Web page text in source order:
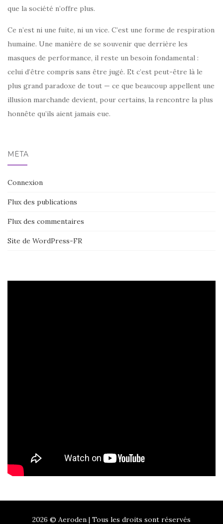
que la société n’offre plus.
Ce n’est ni une fuite, ni un vice. C’est une forme de respiration
humaine. Une manière de se souvenir que derrière les
masques de performance, il reste un besoin fondamental :
celui d’être compris sans être jugé. Et c’est peut-être là le
plus grand paradoxe de tout — ce que beaucoup appellent une
illusion marchande devient, pour certains, la rencontre la plus
honnête qu’ils aient jamais eue.
MÉTA
Connexion
Flux des publications
Flux des commentaires
Site de WordPress-FR
2026 © Aeroden | Tous les droits sont réservés